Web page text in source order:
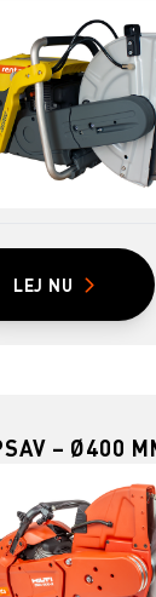
LEJ NU
– Ø400